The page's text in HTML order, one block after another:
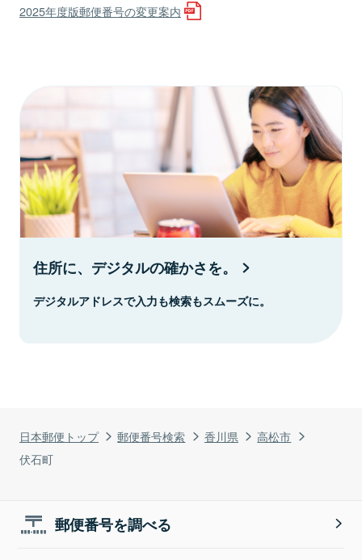
日本郵便トップ 郵便番号検索 香川県
高松市
伏石町
2025年度版郵便番号の変更案内
住所に、デジタルの確かさを。
デジタルアドレスで入力も検索もスムーズに。
郵便番号を調べる